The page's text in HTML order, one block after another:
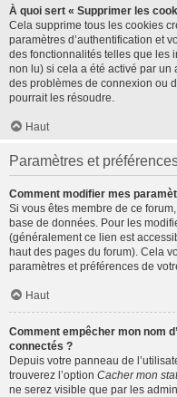
À quoi sert « Supprimer les
Cela supprime tous les cookies
paramètres d’authentification et
des fonctionnalités telles que les
non lu) si cela a été activé par un
des problèmes de connexion ou
pourrait les résoudre.
Haut
Paramètres et
Comment modifier mes
Si vous êtes membre de ce
base de données. Pour les
(généralement ce lien est
haut des pages du forum). Cela
paramètres et préférences de
Haut
Comment empêcher mon nom
connectés ?
Depuis votre panneau de
trouverez l’option Cacher mon
ne serez visible que par les